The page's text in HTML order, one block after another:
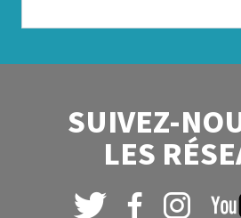
SUIVEZ-
LES